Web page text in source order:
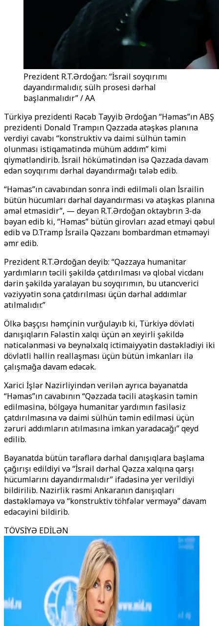
Prezident R.T.Ərdoğan: “İsrail soyqırımı
dayandırmalıdır, sülh prosesi dərhal
başlanmalıdır” / AA
Türkiyə prezidenti Rəcəb Tayyib Ərdoğan “Həmas”ın ABŞ
prezidenti Donald Trampın Qəzzada atəşkəs planına
verdiyi cavabı “konstruktiv və daimi sülhün təmin
olunması istiqamətində mühüm addım” kimi
qiymətləndirib. İsrail hökümətindən isə Qəzzada davam
edən soyqırımı dərhal dayandırmağı tələb edib.
“Həmas”ın cavabından sonra indi edilməli olan İsrailin
bütün hücumları dərhal dayandırması və atəşkəs planına
əməl etməsidir”, — deyən R.T.Ərdoğan oktaybrın 3-də
bəyan edib ki, “Həmas” bütün girovları azad etməyi qəbul
edib və D.Tramp İsrailə Qəzzanı bombardman etməməyi
əmr edib.
Prezident R.T.Ərdoğan deyib: “Qəzzaya humanitar
yardımların təcili şəkildə çatdırılması və qlobal vicdanı
dərin şəkildə yaralayan bu soyqırımın, bu utancverici
vəziyyətin sona çatdırılması üçün dərhal addımlar
atılmalıdır.”
Ölkə başçısı həmçinin vurğulayıb ki, Türkiyə dövləti
danışıqların Fələstin xalqı üçün ən xeyirli şəkildə
nəticələnməsi və beynəlxalq ictimaiyyətin dəstəklədiyi iki
dövlətli həllin reallaşması üçün bütün imkanları ilə
çalışmağa davam edəcək.
Xarici İşlər Nazirliyindən verilən ayrıca bəyanatda
“Həmas”ın cavabının “Qəzzada təcili atəşkəsin təmin
edilməsinə, bölgəyə humanitar yardımın fasiləsiz
çatdırılmasına və daimi sülhün təmin edilməsi üçün
zəruri addımların atılmasına imkan yaradacağı” qeyd
edilib.
Bəyanatda bütün tərəflərə dərhal danışıqlara başlama
çağırışı edildiyi və “İsrail dərhal Qəzza xalqına qarşı
hücumlarını dayandırmalıdır” ifadəsinə yer verildiyi
bildirilib. Nazirlik rəsmi Ankaranın danışıqları
dəstəkləməyə və “konstruktiv töhfələr verməyə” davam
edəcəyini bildirib.
TÖVSİYƏ EDİLƏN